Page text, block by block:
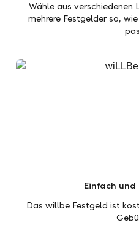
Wähle aus verschiedenen
mehrere Festgelder so,
Einfach
Das willbe Festgeld ist